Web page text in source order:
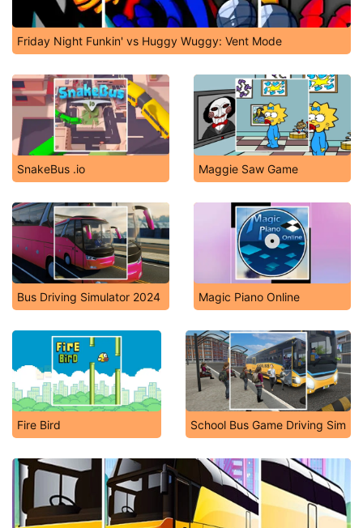
Friday Night Funkin' vs Huggy Wuggy: Vent Mode
SnakeBus .io Maggie Saw Game
Bus Driving Simulator 2024 Magic Piano Online
Fire Bird School Bus Game Driving Sim